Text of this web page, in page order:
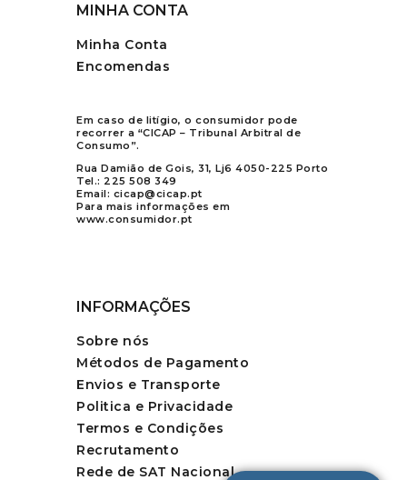
MINHA CONTA
Minha Conta
Encomendas
Em caso de litígio, o consumidor pode
recorrer a “CICAP – Tribunal Arbitral de
Consumo”.
Rua Damião de Gois, 31, Lj6 4050-225 Porto
Tel.: 225 508 349
Email: cicap@cicap.pt
Para mais informações em
www.consumidor.pt
INFORMAÇÕES
Sobre nós
Métodos de Pagamento
Envios e Transporte
Politica e Privacidade
Termos e Condições
Recrutamento
Rede de SAT Nacional